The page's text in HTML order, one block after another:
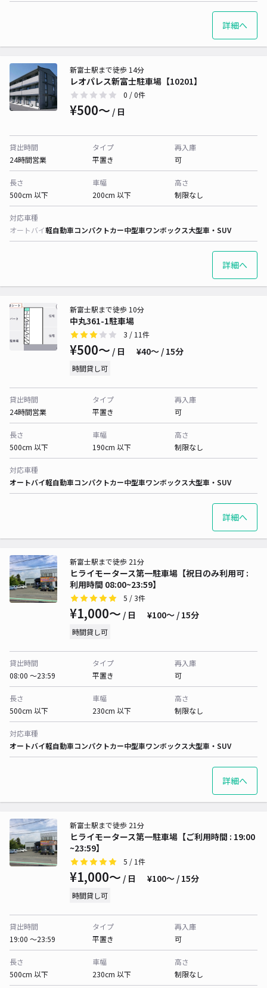
詳細へ
レオパレス新富士駐車場【10201】
新富士駅まで徒歩 14分
0 / 0件
¥500〜 / 日
貸出時間
24時間営業
タイプ
平置き
再入庫
可
長さ
500cm 以下
車幅
200cm 以下
高さ
制限なし
対応車種
オートバイ軽自動車コンパクトカー中型車ワンボックス大型車・SUV
詳細へ
中丸361-1駐車場
新富士駅まで徒歩 10分
3 / 11件
¥500〜 / 日 ¥40〜 / 15分
時間貸し可
貸出時間
24時間営業
タイプ
平置き
再入庫
可
長さ
500cm 以下
車幅
190cm 以下
高さ
制限なし
対応車種
オートバイ軽自動車コンパクトカー中型車ワンボックス大型車・SUV
詳細へ
ヒライモータース第一駐車場【祝日のみ利用可 :
利用時間 08:00~23:59】
新富士駅まで徒歩 21分
5 / 3件
¥1,000〜 / 日 ¥100〜 / 15分
時間貸し可
貸出時間
08:00 〜23:59
タイプ
平置き
再入庫
可
長さ
500cm 以下
車幅
230cm 以下
高さ
制限なし
対応車種
オートバイ軽自動車コンパクトカー中型車ワンボックス大型車・SUV
詳細へ
ヒライモータース第一駐車場【ご利用時間 : 19:00
~23:59】
新富士駅まで徒歩 21分
5 / 1件
¥1,000〜 / 日 ¥100〜 / 15分
時間貸し可
貸出時間
19:00 〜23:59
タイプ
平置き
再入庫
可
長さ
500cm 以下
車幅
230cm 以下
高さ
制限なし